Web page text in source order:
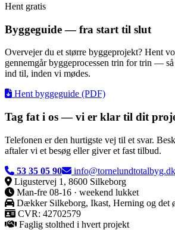
Hent gratis
Byggeguide — fra start til slut
Overvejer du et større byggeprojekt? Hent
gennemgår byggeprocessen trin for trin —
ind til, inden vi mødes.
Hent byggeguide (PDF)
Tag fat i os — vi er klar til dit
Telefonen er den hurtigste vej til et svar.
aftaler vi et besøg eller giver et fast tilbud.
53 35 05 90
info@tornelundtotalbyg.dk
Ligustervej 1, 8600 Silkeborg
Man-fre 08-16 · weekend lukket
Dækker Silkeborg, Ikast, Herning og det
CVR: 42702579
Faglig stolthed i hvert projekt